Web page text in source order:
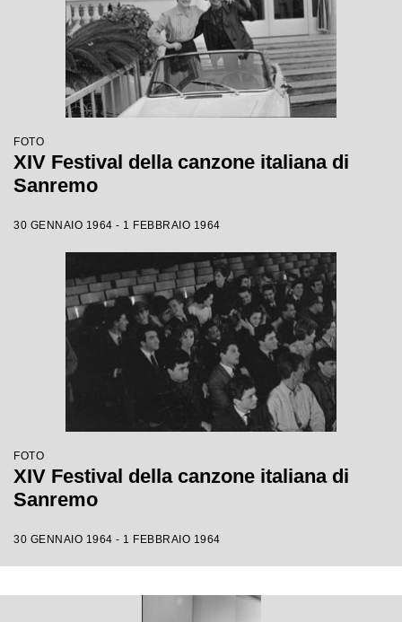
FOTO
XIV Festival della canzone italiana di
Sanremo
30 GENNAIO 1964 - 1 FEBBRAIO 1964
FOTO
XIV Festival della canzone italiana di
Sanremo
30 GENNAIO 1964 - 1 FEBBRAIO 1964